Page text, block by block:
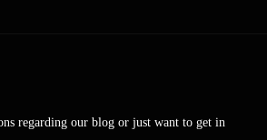
regarding our blog or just want to get in